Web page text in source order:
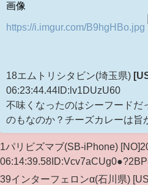
画像
https://i.imgur.com/B9hgHBo.jpg
18エムトリシタビン(埼玉県)
06:23:44.44 ID:lv1DUzU60
不味くなったのはシーフードだ
のもなのか？チーズカレーは旨
1パリビズマブ(SB-iPhone)
39インターフェロンα(石川県)